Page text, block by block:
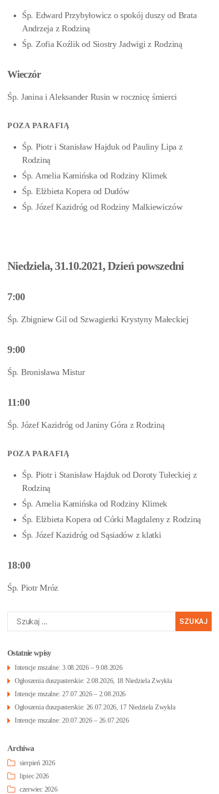
Śp. Edward Przybyłowicz o spokój duszy od Brata
Andrzeja z Rodziną
Śp. Zofia Koźlik od Siostry Jadwigi z Rodziną
Wieczór
Śp. Janina i Aleksander Rusin w rocznicę śmierci
POZA PARAFIĄ
Śp. Piotr i Stanisław Hajduk od Pauliny Lipa z
Rodziną
Śp. Amelia Kamińska od Rodziny Klimek
Śp. Elżbieta Kopera od Dudów
Śp. Józef Kazidróg od Rodziny Malkiewiczów
Niedziela, 31.10.2021, Dzień powszedni
7:00
Śp. Zbigniew Gil od Szwagierki Krystyny Małeckiej
9:00
Śp. Bronisława Mistur
11:00
Śp. Józef Kazidróg od Janiny Góra z Rodziną
POZA PARAFIĄ
Śp. Piotr i Stanisław Hajduk od Doroty Tułeckiej z
Rodziną
Śp. Amelia Kamińska od Rodziny Klimek
Śp. Elżbieta Kopera od Córki Magdaleny z Rodziną
Śp. Józef Kazidróg od Sąsiadów z klatki
18:00
Śp. Piotr Mróz
Szukaj:
Ostatnie wpisy
Intencje mszalne: 3.08.2026 – 9.08.2026
Ogłoszenia duszpasterskie: 2.08.2026, 18 Niedziela Zwykła
Intencje mszalne: 27.07.2026 – 2.08.2026
Ogłoszenia duszpasterskie: 26.07.2026, 17 Niedziela Zwykła
Intencje mszalne: 20.07.2026 – 26.07.2026
Archiwa
sierpień 2026
lipiec 2026
czerwiec 2026